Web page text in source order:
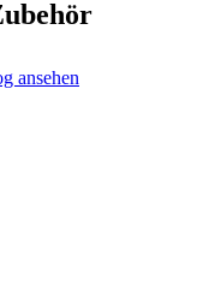
ansehen